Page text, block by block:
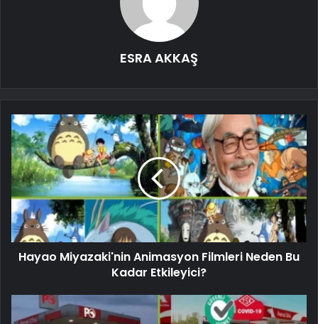
ESRA AKKAŞ
Hayao Miyazaki'nin Animasyon Filmleri Neden Bu
Kadar Etkileyici?